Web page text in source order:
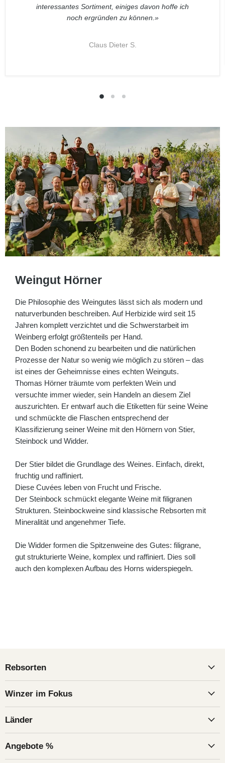
interessantes Sortiment, einiges davon hoffe ich
noch ergründen zu können.»
Claus Dieter S.
Weingut Hörner
Die Philosophie des Weingutes lässt sich als modern und
naturverbunden beschreiben. Auf Herbizide wird seit 15
Jahren komplett verzichtet und die Schwerstarbeit im
Weinberg erfolgt größtenteils per Hand.
Den Boden schonend zu bearbeiten und die natürlichen
Prozesse der Natur so wenig wie möglich zu stören – das
ist eines der Geheimnisse eines echten Weinguts.
Thomas Hörner träumte vom perfekten Wein und
versuchte immer wieder, sein Handeln an diesem Ziel
auszurichten. Er entwarf auch die Etiketten für seine Weine
und schmückte die Flaschen entsprechend der
Klassifizierung seiner Weine mit den Hörnern von Stier,
Steinbock und Widder.
Der Stier bildet die Grundlage des Weines. Einfach, direkt,
fruchtig und raffiniert.
Diese Cuvées leben von Frucht und Frische.
Der Steinbock schmückt elegante Weine mit filigranen
Strukturen. Steinbockweine sind klassische Rebsorten mit
Mineralität und angenehmer Tiefe.
Die Widder formen die Spitzenweine des Gutes: filigrane,
gut strukturierte Weine, komplex und raffiniert. Dies soll
auch den komplexen Aufbau des Horns widerspiegeln.
Rebsorten
Winzer im Fokus
Länder
Angebote %